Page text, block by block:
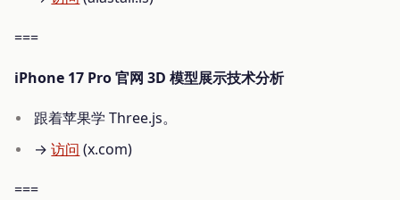
===
iPhone 17 Pro 官网 3D 模型展示技术分析
跟着苹果学 Three.js。
→访问 (x.com)
===